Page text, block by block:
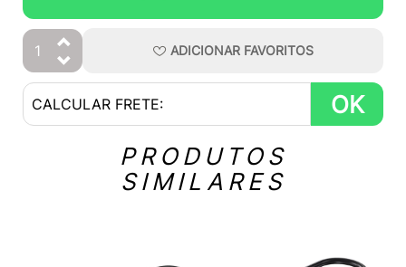
ADICIONAR FAVORITOS
OK
PRODUTOS
SIMILARES